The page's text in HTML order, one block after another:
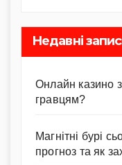
Недавні
Онлайн казино
гравцям?
Магнітні бурі
прогноз та як